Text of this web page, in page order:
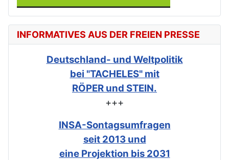
INFORMATIVES AUS DER FREIEN PRESSE
Deutschland- und Weltpolitik
bei "TACHELES" mit
RÖPER und STEIN.
+++
INSA-Sontagsumfragen
seit 2013 und
eine Projektion bis 2031